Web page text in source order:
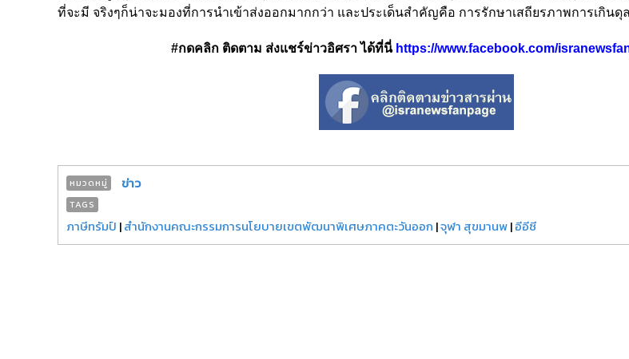
ที่จะมี จริงๆก็น่าจะมองที่การนำเข้าส่งออกมากกว่า และประเด็นสำคัญคือ การรักษาเสถียรภาพการเกินดุ
#กดคลิก ติดตาม ส่งแชร์ข่าวอิศรา ได้ที่นี่ https://www.facebook.com/
หมวดหมู่ ข่าว
TAGS
ภาษีทรัมป์ |สำนักงานคณะกรรมการนโยบายเขตพัฒนาพิเศษภาคตะวันออก |จุฬา สุขมานพ|อีอีซี